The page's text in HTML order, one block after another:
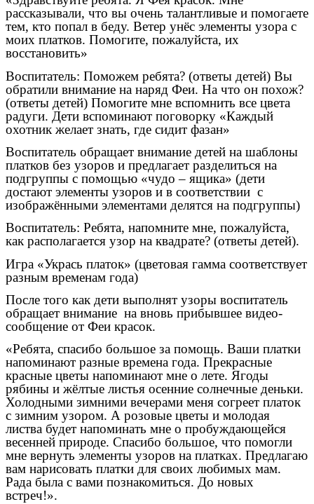
рассказывали, что вы очень талантливые и помогаете
тем, кто попал в беду. Ветер унёс элементы узора с
моих платков. Помогите, пожалуйста, их
восстановить»
Воспитатель: Поможем ребята? (ответы детей) Вы
обратили внимание на наряд Феи. На что он похож?
(ответы детей) Помогите мне вспомнить все цвета
радуги. Дети вспоминают поговорку «Каждый
охотник желает знать, где сидит фазан»
Воспитатель обращает внимание детей на шаблоны
платков без узоров и предлагает разделиться на
подгруппы с помощью «чудо – ящика» (дети
достают элементы узоров и в соответствии с
изображёнными элементами делятся на подгруппы)
Воспитатель: Ребята, напомните мне, пожалуйста,
как располагается узор на квадрате? (ответы детей).
Игра «Укрась платок» (цветовая гамма соответствует
разным временам года)
После того как дети выполнят узоры воспитатель
обращает внимание на вновь прибывшее видео-
сообщение от Феи красок.
«Ребята, спасибо большое за помощь. Ваши платки
напоминают разные времена года. Прекрасные
красные цветы напоминают мне о лете. Ягоды
рябины и жёлтые листья осенние солнечные деньки.
Холодными зимними вечерами меня согреет платок
с зимним узором. А розовые цветы и молодая
листва будет напоминать мне о пробуждающейся
весенней природе. Спасибо большое, что помогли
мне вернуть элементы узоров на платках. Предлагаю
вам нарисовать платки для своих любимых мам.
Рада была с вами познакомиться. До новых
встреч!».